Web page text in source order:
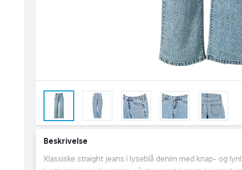
Beskrivelse
Klassiske straight jeans i lyseblå denim med knap- og